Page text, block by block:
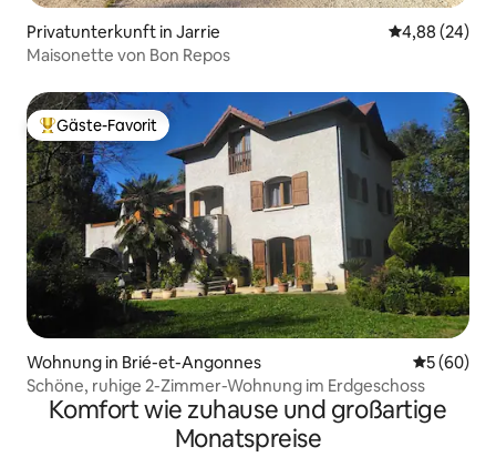
Privatunterkunft in Jarrie
4,88 (24)
Maisonette von Bon Repos
Beliebter Gäste-Favorit.
Gäste-Favorit
Wohnung in Brié-et-Angonnes
5 (60)
Schöne, ruhige 2-Zimmer-Wohnung im Erdgeschoss
Komfort wie zuhause und großartige
Monatspreise